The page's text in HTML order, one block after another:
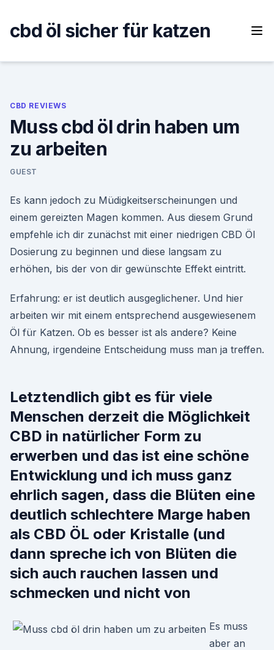
content
cbd öl sicher für katzen
CBD REVIEWS
Muss cbd öl drin haben um
zu arbeiten
GUEST
Es kann jedoch zu Müdigkeitserscheinungen und
einem gereizten Magen kommen. Aus diesem Grund
empfehle ich dir zunächst mit einer niedrigen CBD Öl
Dosierung zu beginnen und diese langsam zu
erhöhen, bis der von dir gewünschte Effekt eintritt.
Erfahrung: er ist deutlich ausgeglichener. Und hier
arbeiten wir mit einem entsprechend ausgewiesenem
Öl für Katzen. Ob es besser ist als andere? Keine
Ahnung, irgendeine Entscheidung muss man ja treffen.
Letztendlich gibt es für viele
Menschen derzeit die Möglichkeit
CBD in natürlicher Form zu
erwerben und das ist eine schöne
Entwicklung und ich muss ganz
ehrlich sagen, dass die Blüten eine
deutlich schlechtere Marge haben
als CBD ÖL oder Kristalle (und
dann spreche ich von Blüten die
sich auch rauchen lassen und
schmecken und nicht von
Es muss
aber an